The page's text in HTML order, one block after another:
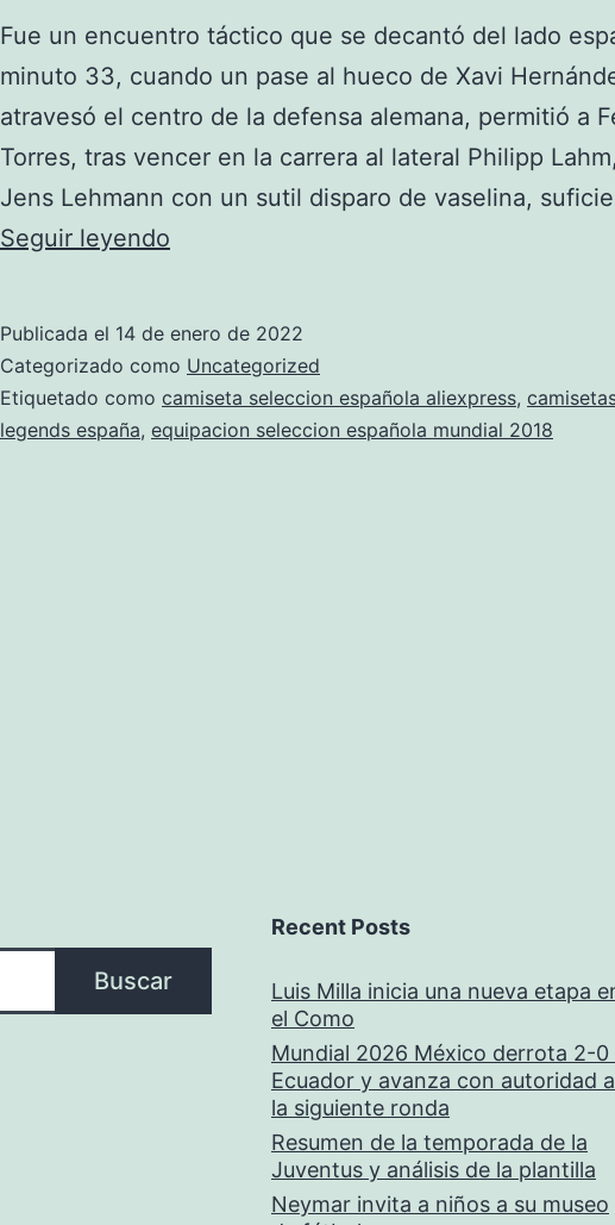
Fue un encuentro táctico que se decantó del lado
minuto 33, cuando un pase al hueco de Xavi
atravesó el centro de la defensa alemana, permitió a
Torres, tras vencer en la carrera al lateral Philipp
Jens Lehmann con un sutil disparo de vaselina,
Seguir leyendo
Una
Edición
Limitada
Publicada el 14 de enero de 2022
Categorizado como Uncategorized
Etiquetado como camiseta seleccion española aliexpress,
legends españa, equipacion seleccion española mundial 2018
Buscar
Recent Posts
Luis Milla inicia una nueva etapa
el Como
Mundial 2026 México derrota 2-0
Ecuador y avanza con autoridad a
la siguiente ronda
Resumen de la temporada de la
Juventus y análisis de la plantilla
Neymar invita a niños a su museo